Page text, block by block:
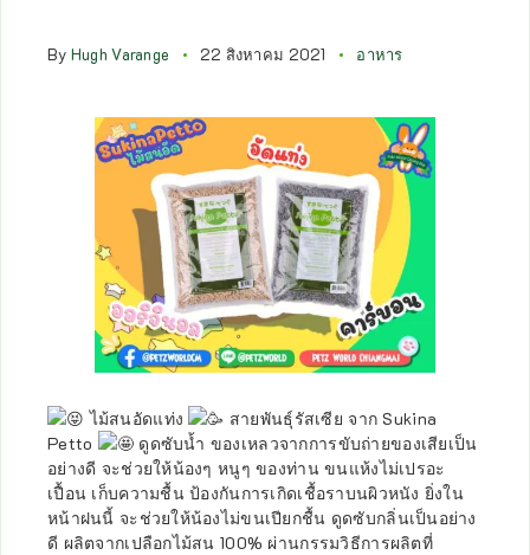
By Hugh Varange 22 สิงหาคม 2021 อาหาร
ไม้สนอัดแท่ง
สายพันธุ์รัสเซีย จาก Sukina
Petto
ดูดซับน้ำ ของเหลวจากการขับถ่ายของเสียเป็น
อย่างดี จะช่วยให้น้องๆ หนูๆ ของท่าน ขนแห้งไม่เปรอะ
เปื้อน เก็บความชื้น ป้องกันการเกิดเชื้อราบนผิวหนัง ยิ่งใน
หน้าฝนนี้ จะช่วยให้น้องไม่ขนเปียกชื้น ดูดซับกลิ่นเป็นอย่าง
ดี ผลิตจากเปลือกไม้สน 100% ผ่านกรรมวิธีการผลิตที่